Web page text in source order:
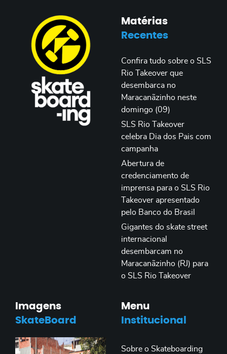
Matérias
Recentes
Confira tudo sobre o SLS
Rio Takeover que
desembarca no
Maracanãzinho neste
domingo (09)
SLS Rio Takeover
celebra Dia dos Pais com
campanha
Abertura de
credenciamento de
imprensa para o SLS Rio
Takeover apresentado
pelo Banco do Brasil
Gigantes do skate street
internacional
desembarcam no
Maracanãzinho (RJ) para
o SLS Rio Takeover
Imagens
SkateBoard
Menu
Institucional
Sobre o Skateboarding